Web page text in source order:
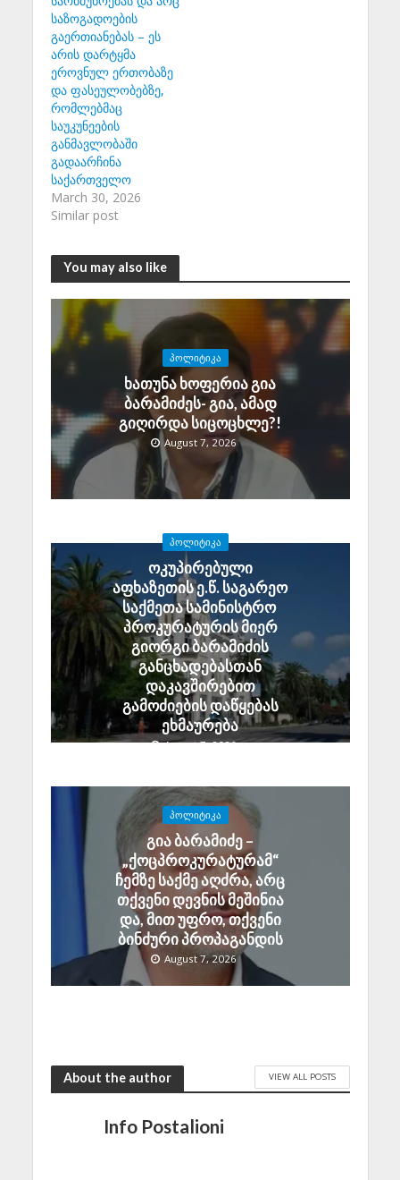
საზოგადოების
გაერთიანებას – ეს
არის დარტყმა
ეროვნულ ერთობაზე
და ფასეულობებზე,
რომლებმაც
საუკუნეების
განმავლობაში
გადაარჩინა
საქართველო
March 30, 2026
Similar post
You may also like
ᲞᲝᲚᲘᲢᲘᲙᲐ
ხათუნა ხოფერია გია
ბარამიძეს- გია, ამად
გიღირდა სიცოცხლე?!
August 7, 2026
ᲞᲝᲚᲘᲢᲘᲙᲐ
ოკუპირებული
აფხაზეთის ე.წ. საგარეო
საქმეთა სამინისტრო
პროკურატურის მიერ
გიორგი ბარამიძის
განცხადებასთან
დაკავშირებით
გამოძიების დაწყებას
ეხმაურება
August 7, 2026
ᲞᲝᲚᲘᲢᲘᲙᲐ
გია ბარამიძე –
„ქოცპროკურატურამ“
ჩემზე საქმე აღძრა, არც
თქვენი დევნის მეშინია
და, მით უფრო, თქვენი
ბინძური პროპაგანდის
August 7, 2026
About the author VIEW ALL POSTS
Info Postalioni